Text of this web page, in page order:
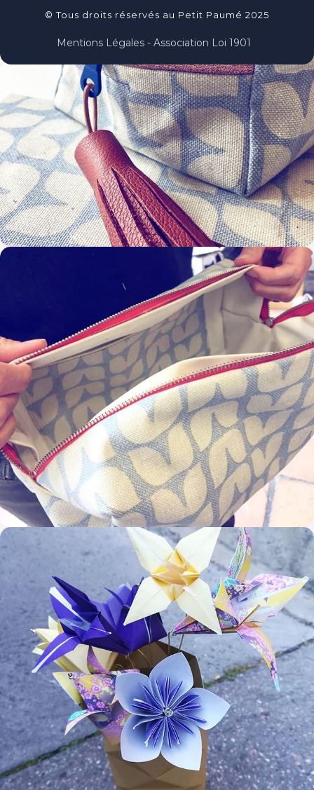
© Tous droits réservés au Petit Paumé 2025
Mentions Légales - Association Loi 1901